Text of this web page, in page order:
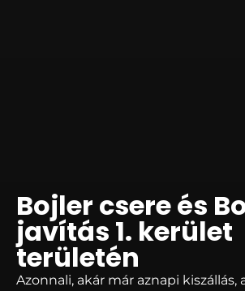
Bojler csere és
javítás 1. kerület
területén
Azonnali, akár már aznapi